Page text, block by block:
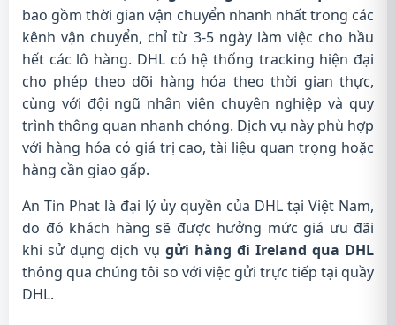
bao gồm thời gian vận chuyển nhanh nhất trong các
kênh vận chuyển, chỉ từ 3-5 ngày làm việc cho hầu
hết các lô hàng. DHL có hệ thống tracking hiện đại
cho phép theo dõi hàng hóa theo thời gian thực,
cùng với đội ngũ nhân viên chuyên nghiệp và quy
trình thông quan nhanh chóng. Dịch vụ này phù hợp
với hàng hóa có giá trị cao, tài liệu quan trọng hoặc
hàng cần giao gấp.
An Tin Phat là đại lý ủy quyền của DHL tại Việt Nam,
do đó khách hàng sẽ được hưởng mức giá ưu đãi
khi sử dụng dịch vụ gửi hàng đi Ireland qua DHL
thông qua chúng tôi so với việc gửi trực tiếp tại quầy
DHL.